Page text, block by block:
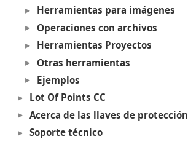
Herramientas para imágenes
Operaciones con archivos
Herramientas Proyectos
Otras herramientas
Ejemplos
Lot Of Points CC
Acerca de las llaves de protección
Soporte técnico